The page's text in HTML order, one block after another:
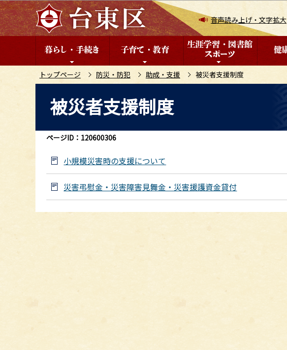
こ
の
ペ
音声読み上げ・文字拡大
トップページ 防災・防犯 助成・支援 被災者支援制度
こ
被災者支援制度
ページID：120600306
小規模災害時の支援について
災害弔慰金・災害障害見舞金・災害援護資金貸付